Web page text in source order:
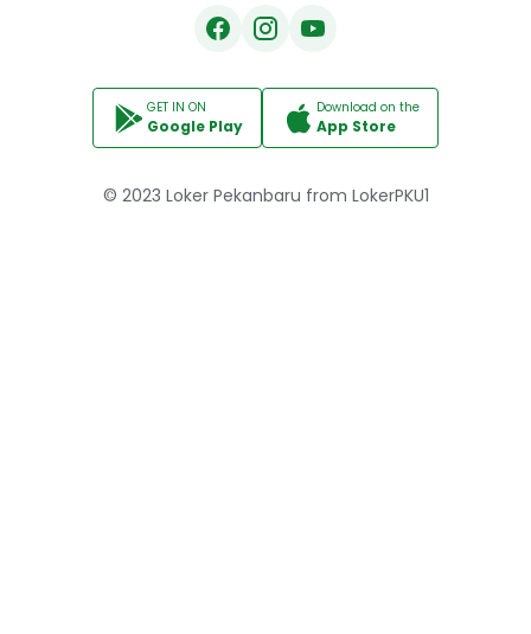
GET IN ON
Google Play
Download on the
App Store
© 2023 Loker Pekanbaru from LokerPKU1